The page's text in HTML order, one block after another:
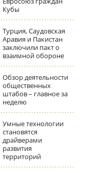
Кубы
Турция, Саудовская
Аравия и Пакистан
заключили пакт о
взаимной обороне
Обзор деятельности
общественных
штабов – главное за
неделю
Умные технологии
становятся
драйверами
развития
территорий